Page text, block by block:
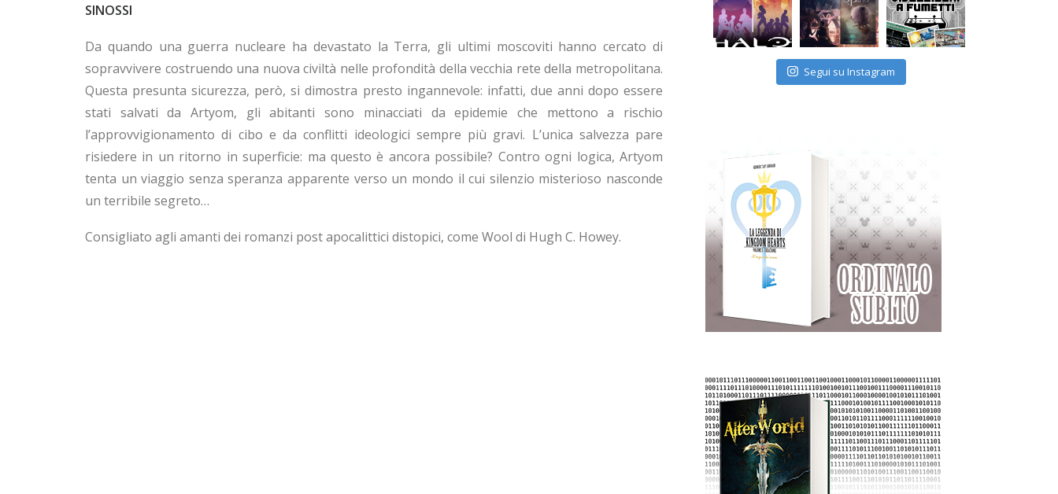
SINOSSI
Da quando una guerra nucleare ha devastato la Terra, gli ultimi moscoviti hanno cercato di
sopravvivere costruendo una nuova civiltà nelle profondità della vecchia rete della metropolitana.
Questa presunta sicurezza, però, si dimostra presto ingannevole: infatti, due anni dopo essere
stati salvati da Artyom, gli abitanti sono minacciati da epidemie che mettono a rischio
l’approvvigionamento di cibo e da conflitti ideologici sempre più gravi. L’unica salvezza pare
risiedere in un ritorno in superficie: ma questo è ancora possibile? Contro ogni logica, Artyom
tenta un viaggio senza speranza apparente verso un mondo il cui silenzio misterioso nasconde
un terribile segreto…
Consigliato agli amanti dei romanzi post apocalittici distopici, come Wool di Hugh C. Howey.
Segui su Instagram